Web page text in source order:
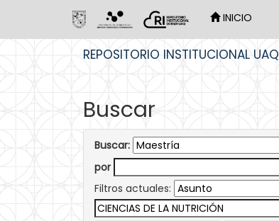
INICIO
REPOSITORIO INSTITUCIONAL UAQ
Buscar
Buscar:
por
Filtros actuales: